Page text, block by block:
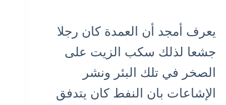
يعرف أمجد أن العمدة كان رجلا
جشعا لذلك سكب الزيت على
الصخر في تلك البئر ونشر
الإشاعات بان النفط كان يتدفق